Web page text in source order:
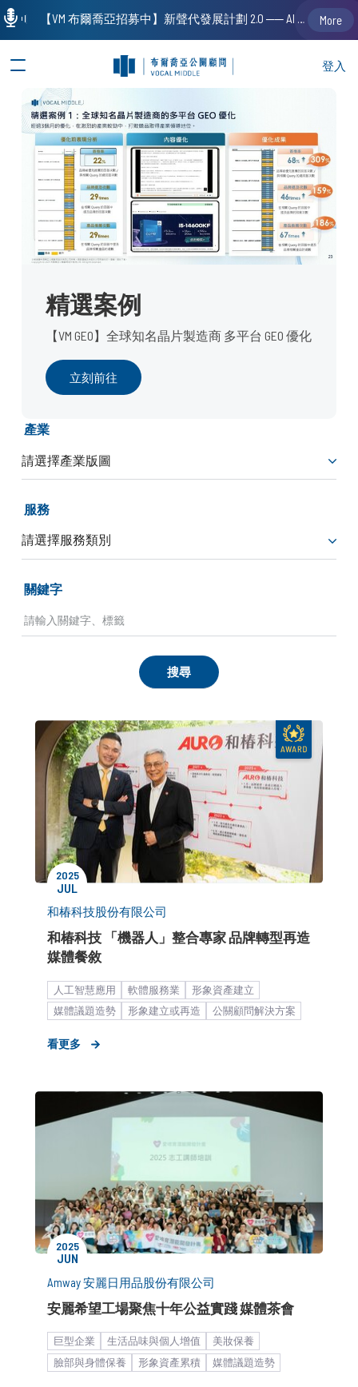
登入
精選案例
【VM GEO】全球知名晶片製造商 多平台 GEO 優化
立刻前往
產業
服務
關鍵字
2025
JUL
和椿科技股份有限公司
和椿科技 「機器人」整合專家 品牌轉型再造
媒體餐敘
人工智慧應用 軟體服務業
形象資產建立
媒體議題造勢
形象建立或再造
公關顧問解決方案
看更多
2025
JUN
Amway 安麗日用品股份有限公司
安麗希望工場聚焦十年公益實踐 媒體茶會
巨型企業 生活品味與個人增值
美妝保養
臉部與身體保養
形象資產累積
媒體議題造勢
【VM 布爾喬亞招募中】新聲代發展計劃 2.0 ── AI PR 人才加速養成計劃（歡迎「應屆畢業生」、「一年以下相關 / 三年以下非相關經驗工作者」申請加入） More